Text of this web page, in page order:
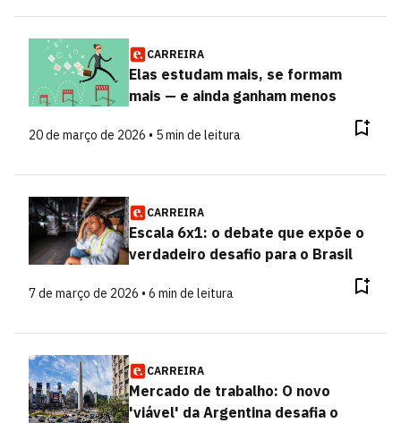
CARREIRA
Elas estudam mais, se formam
mais — e ainda ganham menos
20 de março de 2026 • 5 min de leitura
CARREIRA
Escala 6x1: o debate que expõe o
verdadeiro desafio para o Brasil
7 de março de 2026 • 6 min de leitura
CARREIRA
Mercado de trabalho: O novo
'viável' da Argentina desafia o